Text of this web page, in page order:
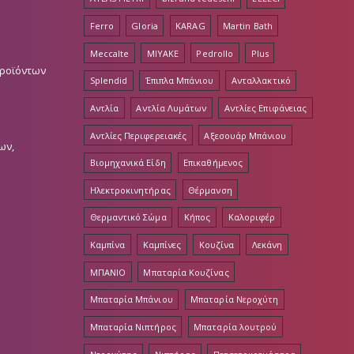
Ferro Gloria KARAG Martin Bath
Meccalte MIYAKE Pedrollo Plus
Splendid Έπιπλα Μπάνιου Ανταλλακτικό
Αντλία Αντλία Λυμάτων Αντλίες Επιφάνειας
Αντλίες Περιφερειακές Αξεσουάρ Μπάνιου
Βιομηχανικά Είδη Επικαθήμενος
Ηλεκτροκινητήρας Θέρμανση
Θερμαντικό Σώμα Κήπος Καλοριφέρ
Καμπίνα Καμπίνες Κουζίνα Λεκάνη
ΜΠΑΝΙΟ Μπαταρία Κουζίνας
Μπαταρία Μπάνιου Μπαταρία Νεροχύτη
Μπαταρία Νιπτήρος Μπαταρία λουτρού